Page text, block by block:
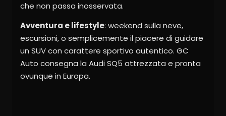
che non passa inosservata.
Avventura e lifestyle: weekend sulla neve,
escursioni, o semplicemente il piacere di guidare
un SUV con carattere sportivo autentico. GC
Auto consegna la Audi SQ5 attrezzata e pronta
ovunque in Europa.